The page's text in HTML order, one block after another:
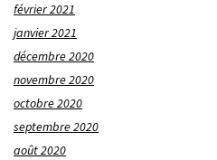
février 2021
janvier 2021
décembre 2020
novembre 2020
octobre 2020
septembre 2020
août 2020